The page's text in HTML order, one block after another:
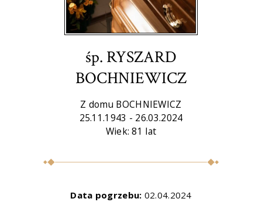
śp. RYSZARD
BOCHNIEWICZ
Z domu BOCHNIEWICZ
25.11.1943 - 26.03.2024
Wiek: 81 lat
Data pogrzebu: 02.04.2024